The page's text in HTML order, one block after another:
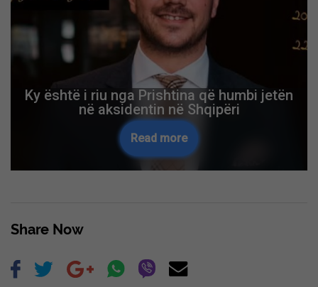
Ky është i riu nga Prishtina që humbi jetën
në aksidentin në Shqipëri
Read more
Share Now